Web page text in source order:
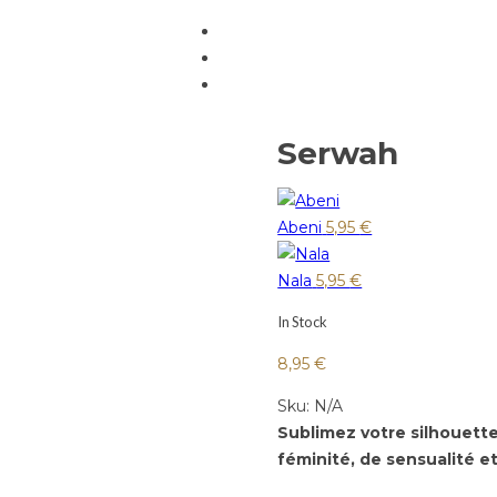
Serwah
Abeni 5,95€
Nala 5,95€
In Stock
8,95€
Sku: N/A
Sublimez votre
féminité, de sensualité